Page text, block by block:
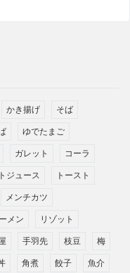
かき揚げ そば
ゆでたまご
ガレット コーラ
ジュース トースト
メンチカツ
メン リゾット
手羽先 枝豆 梅
角煮 餃子 魚介